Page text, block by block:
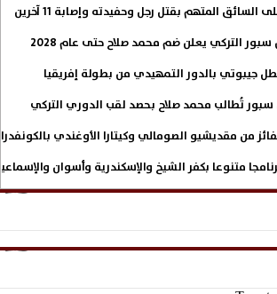
السائق المتهم بقتل رجل وحفيدته وإصابة 11 آخرين
التركي يعلن ضم محمد صلاح حتى عام 2028
جيبوتي بالدور التمهيدي من بطولة إفريقيا
سبور تُطالب محمد صلاح بحصد لقب الدوري التركي
من مقديشيو الصومالي وكيتارا الأوغندي
متنوعا بكفر الشيخ والإسكندرية وأسوان